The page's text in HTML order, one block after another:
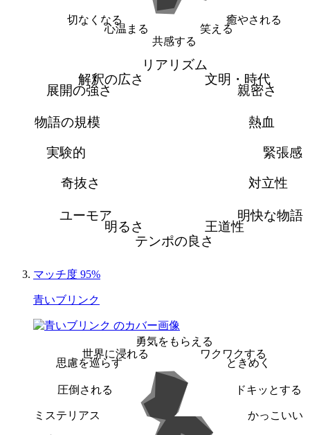
癒やされる
笑える
共感する
心温まる
切なくなる
リアリズム
文明・時代
親密さ
熱血
緊張感
対立性
明快な物語
王道性
テンポの良さ
明るさ
ユーモア
奇抜さ
実験的
物語の規模
展開の強さ
解釈の広さ
マッチ度 95%
青いブリンク
勇気をもらえる
ワクワクする
ときめく
ドキッとする
かっこいい
ミステリアス
圧倒される
思慮を巡らす
世界に浸れる